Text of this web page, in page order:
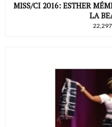
MISS/CI 2016: ESTHER
LA